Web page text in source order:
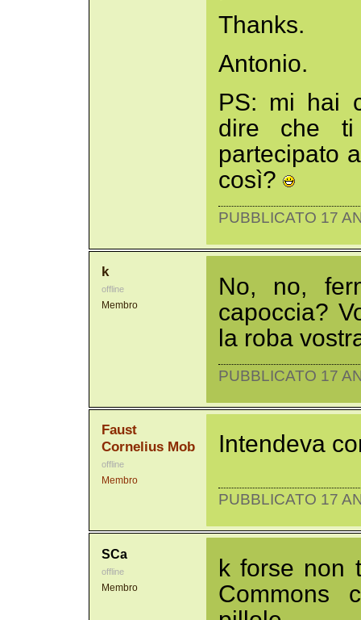
Thanks.
Antonio.
PS: mi hai
dire che
partecipato
così?
PUBBLICATO 17
k
offline
Membro
No, no,
capoccia?
la roba
PUBBLICATO 17
Faust
Cornelius Mob
offline
Membro
Intendeva
PUBBLICATO 17
SCa
offline
Membro
k forse non
Commons